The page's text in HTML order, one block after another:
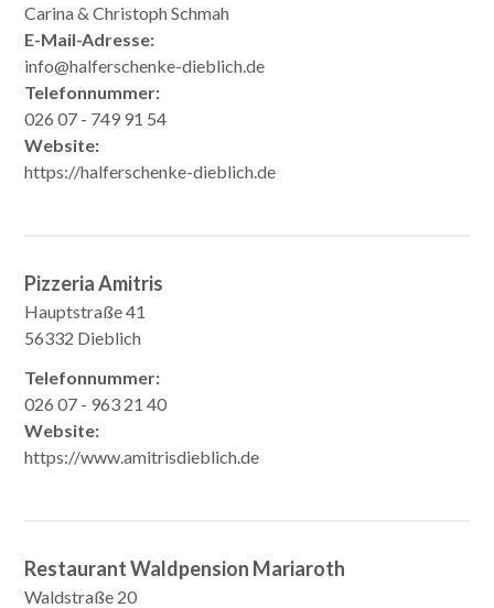
Carina & Christoph Schmah
E-Mail-Adresse:
info@halferschenke-dieblich.de
Telefonnummer:
026 07 - 749 91 54
Website:
https://halferschenke-dieblich.de
Pizzeria Amitris
Hauptstraße 41
56332 Dieblich
Telefonnummer:
026 07 - 963 21 40
Website:
https://www.amitrisdieblich.de
Restaurant Waldpension Mariaroth
Waldstraße 20